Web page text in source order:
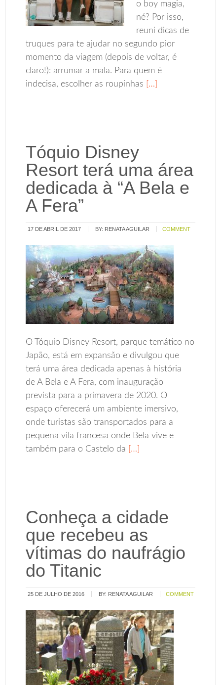
o boy magia,
né? Por isso,
reuni dicas de
truques para te ajudar no segundo pior
momento da viagem (depois de voltar, é
claro!): arrumar a mala. Para quem é
indecisa, escolher as roupinhas […]
Tóquio Disney
Resort terá uma área
dedicada à “A Bela e
A Fera”
17 DE ABRIL DE 2017 BY: RENATA AGUILAR COMMENT
O Tóquio Disney Resort, parque temático no
Japão, está em expansão e divulgou que
terá uma área dedicada apenas à história
de A Bela e A Fera, com inauguração
prevista para a primavera de 2020. O
espaço oferecerá um ambiente imersivo,
onde turistas são transportados para a
pequena vila francesa onde Bela vive e
também para o Castelo da […]
Conheça a cidade
que recebeu as
vítimas do naufrágio
do Titanic
25 DE JULHO DE 2016 BY: RENATA AGUILAR COMMENT